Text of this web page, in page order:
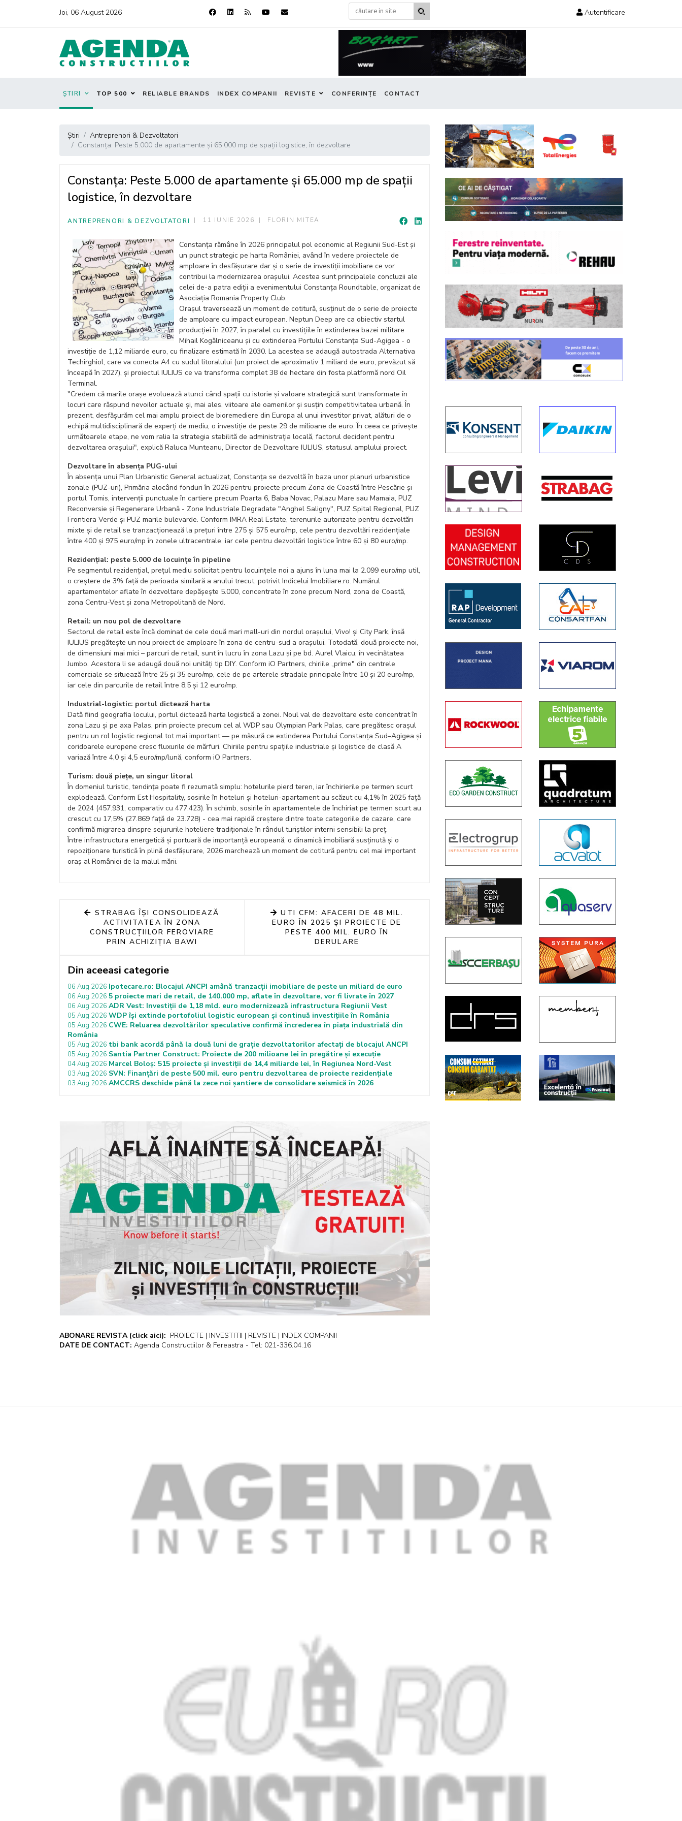
Joi, 06 August 2026 Autentificare
ȘTIRI TOP 500 RELIABLE BRANDS INDEX COMPANII REVISTE CONFERINȚE CONTACT
Știri
Antreprenori & Dezvoltatori
Constanța: Peste 5.000 de apartamente și 65.000 mp de spații logistice, în dezvoltare
Constanța: Peste 5.000 de apartamente și 65.000 mp de spații
logistice, în dezvoltare
ANTREPRENORI & DEZVOLTATORI 11 IUNIE 2026 FLORIN MITEA
Constanța rămâne în 2026 principalul pol economic al Regiunii Sud-Est și
un punct strategic pe harta României, având în vedere proiectele de
amploare în desfășurare dar și o serie de investiții imobiliare ce vor
contribui la modernizarea orașului. Acestea sunt principalele concluzii ale
celei de-a patra ediții a evenimentului Constanța Roundtable, organizat de
Asociația Romania Property Club.
Orașul traversează un moment de cotitură, susținut de o serie de proiecte
de amploare cu impact european. Neptun Deep are ca obiectiv startul
producției în 2027, în paralel cu investițiile în extinderea bazei militare
Mihail Kogălniceanu și cu extinderea Portului Constanța Sud-Agigea - o
investiție de 1,12 miliarde euro, cu finalizare estimată în 2030. La acestea se adaugă autostrada Alternativa
Techirghiol, care va conecta A4 cu sudul litoralului (un proiect de aproximativ 1 miliard de euro, prevăzut să
înceapă în 2027), și proiectul IULIUS ce va transforma complet 38 de hectare din fosta platformă nord Oil
Terminal.
"Credem că marile orașe evoluează atunci când spații cu istorie și valoare strategică sunt transformate în
locuri care răspund nevoilor actuale și, mai ales, viitoare ale oamenilor și susțin competitivitatea urbană. În
prezent, desfășurăm cel mai amplu proiect de bioremediere din Europa al unui investitor privat, alături de o
echipă multidisciplinară de experți de mediu, o investiție de peste 29 de milioane de euro. În ceea ce privește
următoarele etape, ne vom ralia la strategia stabilită de administrația locală, factorul decident pentru
dezvoltarea orașului", explică Raluca Munteanu, Director de Dezvoltare IULIUS, statusul amplului proiect.
Dezvoltare în absența PUG-ului
În absența unui Plan Urbanistic General actualizat, Constanța se dezvoltă în baza unor planuri urbanistice
zonale (PUZ-uri), Primăria alocând fonduri în 2026 pentru proiecte precum Zona de Coastă între Pescărie și
portul Tomis, intervenții punctuale în cartiere precum Poarta 6, Baba Novac, Palazu Mare sau Mamaia, PUZ
Reconversie și Regenerare Urbană - Zone Industriale Degradate "Anghel Saligny", PUZ Spital Regional, PUZ
Frontiera Verde și PUZ marile bulevarde. Conform IMRA Real Estate, terenurile autorizate pentru dezvoltări
mixte și de retail se tranzacționează la prețuri între 275 și 575 euro/mp, cele pentru dezvoltări rezidențiale
între 400 și 975 euro/mp în zonele ultracentrale, iar cele pentru dezvoltări logistice între 60 și 80 euro/mp.
Rezidențial: peste 5.000 de locuințe în pipeline
Pe segmentul rezidențial, prețul mediu solicitat pentru locuințele noi a ajuns în luna mai la 2.099 euro/mp util,
o creștere de 3% față de perioada similară a anului trecut, potrivit Indicelui Imobiliare.ro. Numărul
apartamentelor aflate în dezvoltare depășește 5.000, concentrate în zone precum Nord, zona de Coastă,
zona Centru-Vest și zona Metropolitană de Nord.
Retail: un nou pol de dezvoltare
Sectorul de retail este încă dominat de cele două mari mall-uri din nordul orașului, Vivo! și City Park, însă
IULIUS pregătește un nou proiect de amploare în zona de centru-sud a orașului. Totodată, două proiecte noi,
de dimensiuni mai mici – parcuri de retail, sunt în lucru în zona Lazu și pe bd. Aurel Vlaicu, în vecinătatea
Jumbo. Acestora li se adaugă două noi unități tip DIY. Conform iO Partners, chiriile „prime" din centrele
comerciale se situează între 25 și 35 euro/mp, cele de pe arterele stradale principale între 10 și 20 euro/mp,
iar cele din parcurile de retail între 8,5 și 12 euro/mp.
Industrial-logistic: portul dictează harta
Dată fiind geografia locului, portul dictează harta logistică a zonei. Noul val de dezvoltare este concentrat în
zona Lazu și pe axa Palas, prin proiecte precum cel al WDP sau Olympian Park Palas, care pregătesc orașul
pentru un rol logistic regional tot mai important — pe măsură ce extinderea Portului Constanța Sud–Agigea și
coridoarele europene cresc fluxurile de mărfuri. Chiriile pentru spațiile industriale și logistice de clasă A
variază între 4,0 și 4,5 euro/mp/lună, conform iO Partners.
Turism: două piețe, un singur litoral
În domeniul turistic, tendința poate fi rezumată simplu: hotelurile pierd teren, iar închirierile pe termen scurt
explodează. Conform Est Hospitality, sosirile în hoteluri și hoteluri-apartament au scăzut cu 4,1% în 2025 față
de 2024 (457.931, comparativ cu 477.423). În schimb, sosirile în apartamentele de închiriat pe termen scurt au
crescut cu 17,5% (27.869 față de 23.728) - cea mai rapidă creștere dintre toate categoriile de cazare, care
confirmă migrarea dinspre sejururile hoteliere tradiționale în rândul turiștilor interni sensibili la preț.
Între infrastructura energetică și portuară de importanță europeană, o dinamică imobiliară susținută și o
repoziționare turistică în plină desfășurare, 2026 marchează un moment de cotitură pentru cel mai important
oraș al României de la malul mării.
STRABAG ÎȘI CONSOLIDEAZĂ
ACTIVITATEA ÎN ZONA
CONSTRUCȚIILOR FEROVIARE
PRIN ACHIZIȚIA BAWI
UTI CFM: AFACERI DE 48 MIL.
EURO ÎN 2025 ȘI PROIECTE DE
PESTE 400 MIL. EURO ÎN
DERULARE
Din aceeasi categorie
06 Aug 2026 Ipotecare.ro: Blocajul ANCPI amână tranzacții imobiliare de peste un miliard de euro
06 Aug 2026 5 proiecte mari de retail, de 140.000 mp, aflate în dezvoltare, vor fi livrate în 2027
06 Aug 2026 ADR Vest: Investiții de 1,18 mld. euro modernizează infrastructura Regiunii Vest
05 Aug 2026 WDP își extinde portofoliul logistic european și continuă investițiile în România
05 Aug 2026 CWE: Reluarea dezvoltărilor speculative confirmă încrederea în piața industrială din
România
05 Aug 2026 tbi bank acordă până la două luni de grație dezvoltatorilor afectați de blocajul ANCPI
05 Aug 2026 Santia Partner Construct: Proiecte de 200 milioane lei în pregătire și execuție
04 Aug 2026 Marcel Boloș: 515 proiecte și investiții de 14,4 miliarde lei, în Regiunea Nord-Vest
03 Aug 2026 SVN: Finanțări de peste 500 mil. euro pentru dezvoltarea de proiecte rezidențiale
03 Aug 2026 AMCCRS deschide până la zece noi șantiere de consolidare seismică în 2026
ABONARE REVISTA (click aici): PROIECTE | INVESTITII | REVISTE | INDEX COMPANII
DATE DE CONTACT: Agenda Constructiilor & Fereastra - Tel: 021-336.04.16